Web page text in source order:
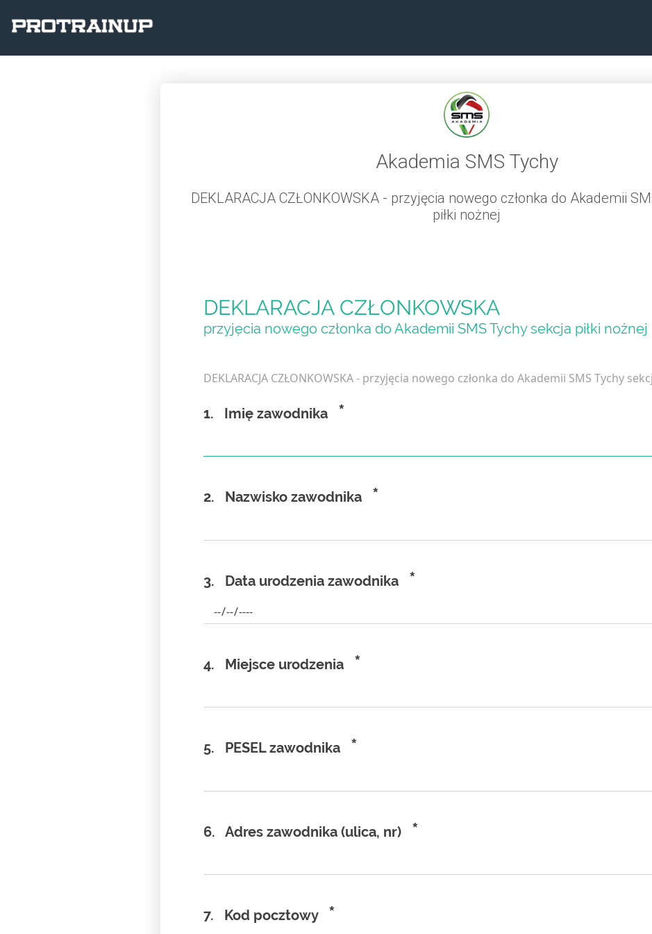
Akademia SMS Tychy
DEKLARACJA CZŁONKOWSKA - przyjęcia nowego członka do Akademii
piłki nożnej
DEKLARACJA CZŁONKOWSKA
przyjęcia nowego członka do Akademii SMS Tychy sekcja piłki nożnej
DEKLARACJA CZŁONKOWSKA - przyjęcia nowego członka do Akademii SMS Tychy
1. Imię zawodnika *
2. Nazwisko zawodnika *
3. Data urodzenia zawodnika *
4. Miejsce urodzenia *
5. PESEL zawodnika *
6. Adres zawodnika (ulica, nr) *
7. Kod pocztowy *